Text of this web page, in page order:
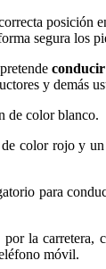
posición
segura los
y demás
de color blanco.
de color rojo y un
para
la carretera,
móvil.